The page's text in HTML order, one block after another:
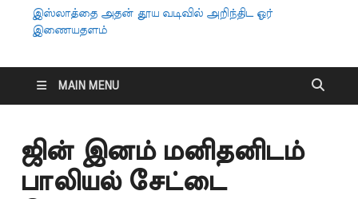
இஸ்லாத்தை அதன் தூய வடிவில் அறிந்திட ஓர்
இணையதளம்
MAIN MENU
ஜின் இனம் மனிதனிடம்
பாலியல் சேட்டை